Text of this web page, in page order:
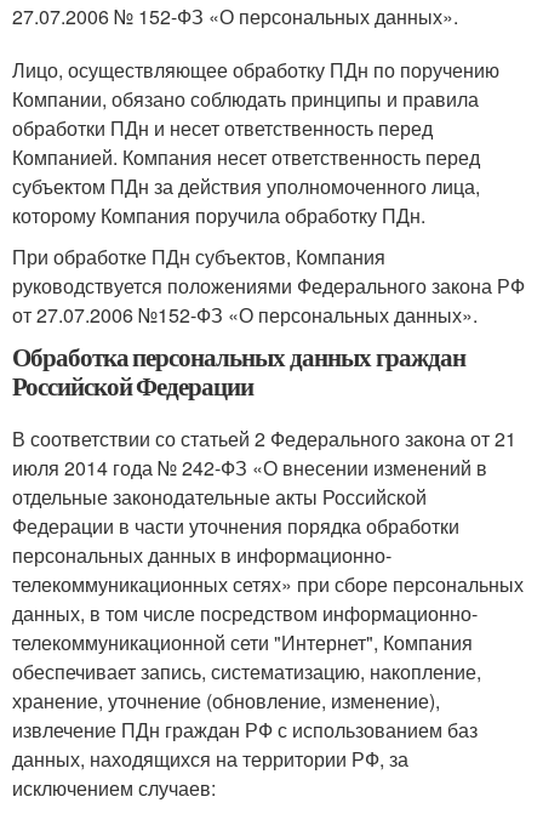
27.07.2006 № 152-ФЗ «О персональных данных».
Лицо, осуществляющее обработку ПДн по поручению
Компании, обязано соблюдать принципы и правила
обработки ПДн и несет ответственность перед
Компанией. Компания несет ответственность перед
субъектом ПДн за действия уполномоченного лица,
которому Компания поручила обработку ПДн.
При обработке ПДн субъектов, Компания
руководствуется положениями Федерального закона РФ
от 27.07.2006 №152-ФЗ «О персональных данных».
Обработка персональных данных граждан
Российской Федерации
В соответствии со статьей 2 Федерального закона от 21
июля 2014 года № 242-ФЗ «О внесении изменений в
отдельные законодательные акты Российской
Федерации в части уточнения порядка обработки
персональных данных в информационно-
телекоммуникационных сетях» при сборе персональных
данных, в том числе посредством информационно-
телекоммуникационной сети "Интернет", Компания
обеспечивает запись, систематизацию, накопление,
хранение, уточнение (обновление, изменение),
извлечение ПДн граждан РФ с использованием баз
данных, находящихся на территории РФ, за
исключением случаев: